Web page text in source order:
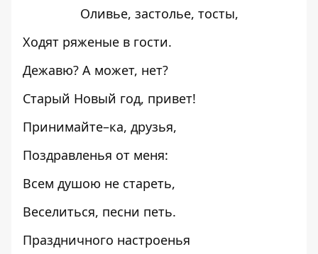
Оливье, застолье, тосты,
Ходят ряженые в гости.
Дежавю? А может, нет?
Старый Новый год, привет!
Принимайте–ка, друзья,
Поздравленья от меня:
Всем душою не стареть,
Веселиться, песни петь.
Праздничного настроенья